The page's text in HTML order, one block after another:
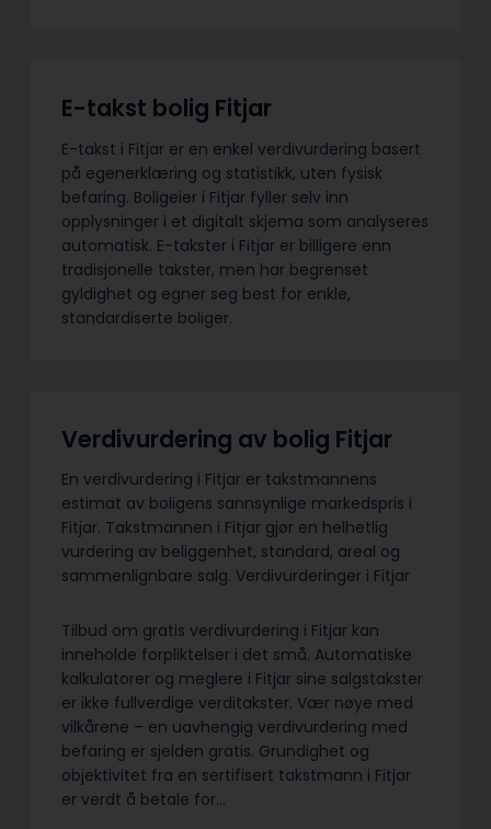
E-takst bolig Fitjar
E-takst i Fitjar er en enkel verdivurdering basert
på egenerklæring og statistikk, uten fysisk
befaring. Boligeier i Fitjar fyller selv inn
opplysninger i et digitalt skjema som analyseres
automatisk. E-takster i Fitjar er billigere enn
tradisjonelle takster, men har begrenset
gyldighet og egner seg best for enkle,
standardiserte boliger.
Verdivurdering av bolig Fitjar
En verdivurdering i Fitjar er takstmannens
estimat av boligens sannsynlige markedspris i
Fitjar. Takstmannen i Fitjar gjør en helhetlig
vurdering av beliggenhet, standard, areal og
sammenlignbare salg. Verdivurderinger i Fitjar
Tilbud om gratis verdivurdering i Fitjar kan
inneholde forpliktelser i det små. Automatiske
kalkulatorer og meglere i Fitjar sine salgstakster
er ikke fullverdige verditakster. Vær nøye med
vilkårene – en uavhengig verdivurdering med
befaring er sjelden gratis. Grundighet og
objektivitet fra en sertifisert takstmann i Fitjar
er verdt å betale for…